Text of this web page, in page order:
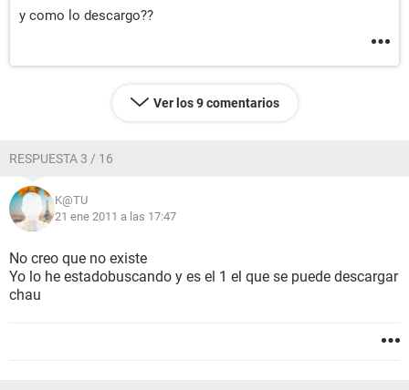
y como lo descargo??
Ver los 9 comentarios
RESPUESTA 3 / 16
K@TU
21 ene 2011 a las 17:47
No creo que no existe
Yo lo he estadobuscando y es el 1 el que se puede descargar
chau